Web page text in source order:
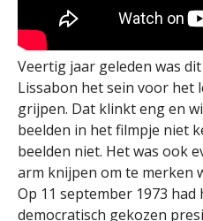
Veertig jaar geleden was
Lissabon het sein voor het
grijpen. Dat klinkt eng en
beelden in het filmpje niet
beelden niet. Het was ook
arm knijpen om te merken
Op 11 september 1973 had
democratisch gekozen